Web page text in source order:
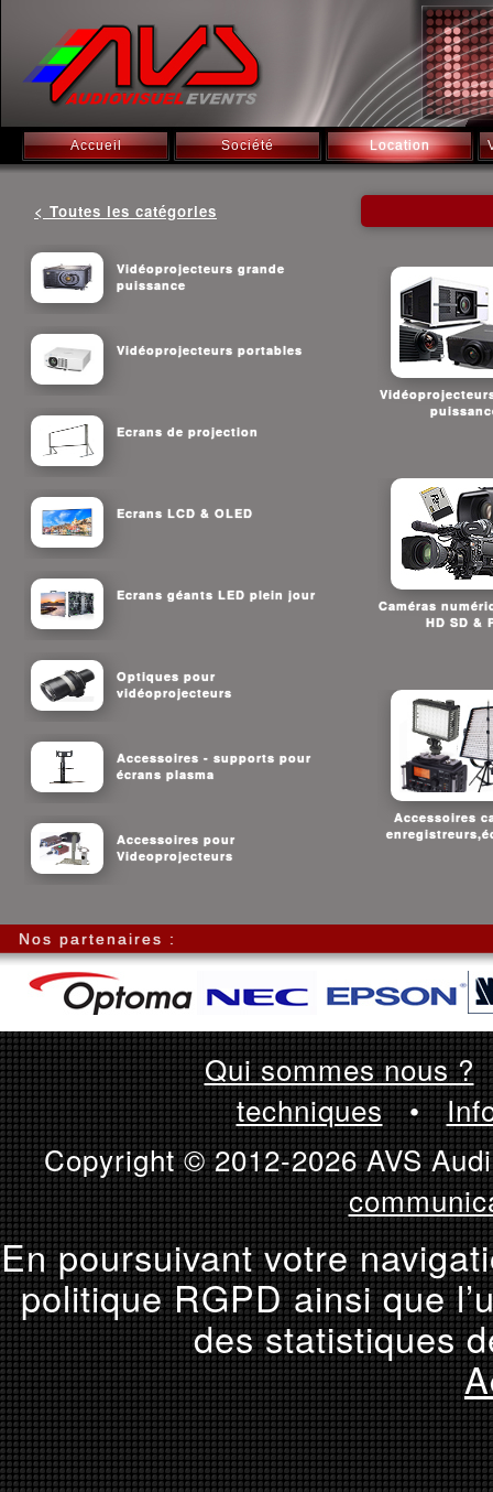
Accueil Société Location
< Toutes les catégories
Vidéoprojecteurs grande
puissance
Vidéoprojecteurs portables
Ecrans de projection
Ecrans LCD & OLED
Ecrans géants LED plein jour
Optiques pour
vidéoprojecteurs
Accessoires - supports pour
écrans plasma
Accessoires pour
Videoprojecteurs
Caméras
HD SD &
Accessoires
Nos partenaires :
Qui sommes nous ?
techniques•
Copyright © 2012-2026 AVS
En poursuivant votre
politique RGPD ainsi que
des statistiques